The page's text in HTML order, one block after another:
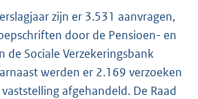
zijn er 3.531 aanvragen,
door de Pensioen- en
de Sociale Verzekeringsbank
werden er 2.169 verzoeken
afgehandeld. De Raad